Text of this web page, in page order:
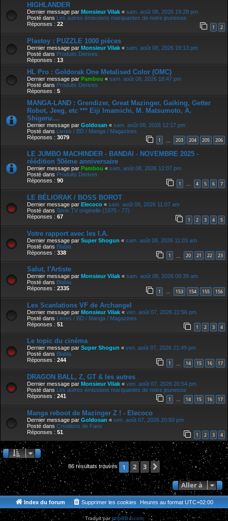
HIGHLANDER
Dernier message par Monsieur Vilak « sam. août 08, 2026 19:28 pm
Posté dans Les autres émissions marquantes de notre jeunesse
Réponses : 22 1 2
Plastoy : PUZZLE 1000 pièces
Dernier message par Monsieur Vilak « sam. août 08, 2026 19:13 pm
Posté dans Produits Derives
Réponses : 13
HL Pro : Goldorak One Metalised Color (OMC)
Dernier message par Pambou « sam. août 08, 2026 18:47 pm
Posté dans Produits Derives
Réponses : 5
MANGA-LAND : Grendizer, Great Mazinger, Gaiking, Getter
Robot, Jeeg, etc *** Eiji Imamichi, M. Matsumoto, A.
Shigeru....
Dernier message par Goldosan « sam. août 08, 2026 12:17 pm
Posté dans Livres / BD / Manga / Magazines
Réponses : 3079 1 203 204 205 206
LE JUMBO MACHINDER - BANDAI - NOVEMBRE 2025 -
réédition 50ème anniversaire
Dernier message par Pambou « sam. août 08, 2026 12:07 pm
Posté dans Produits Derives
Réponses : 90 1 … 4 5 6 7
LE BÉLIORAK / BOSS BOROT
Dernier message par Elecoco « sam. août 08, 2026 11:07 am
Posté dans Série TV originelle (1975 - 77)
Réponses : 67 1 2 3 4 5
Votre rapport avec les I.A.
Dernier message par Super Shogun « sam. août 08, 2026 11:03 am
Posté dans Blabla
Réponses : 338 1 20 21 22 23
Salut, l'Artiste
Dernier message par Monsieur Vilak « sam. août 08, 2026 09:39 am
Posté dans Blabla
Réponses : 2335 1 … 153 154 155 156
Les Scanlations VF de Archangel
Dernier message par Monsieur Vilak « ven. août 07, 2026 22:56 pm
Posté dans Livres / BD / Manga / Magazines
Réponses : 51 1 2 3 4
Le topic du cinéma
Dernier message par Super Shogun « ven. août 07, 2026 21:49 pm
Posté dans Blabla
Réponses : 244 1 14 15 16 17
DRAGON BALL, Z, GT & les autres
Dernier message par Monsieur Vilak « ven. août 07, 2026 20:54 pm
Posté dans Les autres émissions marquantes de notre jeunesse
Réponses : 241 1 … 14 15 16 17
Manga reboot de Mazinger Z ! - Elecoco
Dernier message par Goldosan « ven. août 07, 2026 20:50 pm
Posté dans Creations de Fans
Réponses : 51 1 2 3 4
86 résultats trouvés 1 2 3
Suivante
Aller à
Index du forum Heures au format UTC+02:00
Supprimer les cookies
Traduit parphpBB-fr.com